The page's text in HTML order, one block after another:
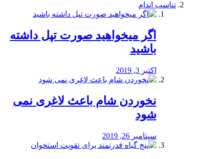
تناسب اندام
اگر میخواهید صورت تپل داشته
باشید
اکتبر 3, 2019
نخوردن شام باعث لاغری نمی
‌شود
سپتامبر 26, 2019